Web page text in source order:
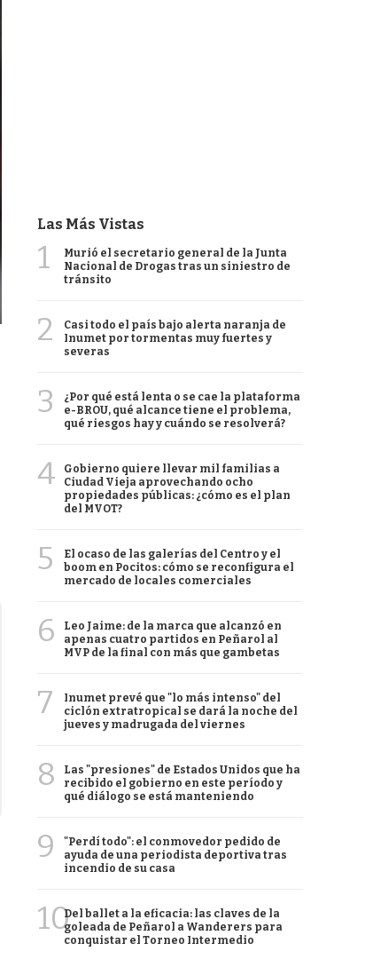
Las Más Vistas
1
Murió el secretario general de la Junta
Nacional de Drogas tras un siniestro de
tránsito
2
Casi todo el país bajo alerta naranja de
Inumet por tormentas muy fuertes y
severas
3
¿Por qué está lenta o se cae la plataforma
e-BROU, qué alcance tiene el problema,
qué riesgos hay y cuándo se resolverá?
4
Gobierno quiere llevar mil familias a
Ciudad Vieja aprovechando ocho
propiedades públicas: ¿cómo es el plan
del MVOT?
5
El ocaso de las galerías del Centro y el
boom en Pocitos: cómo se reconfigura el
mercado de locales comerciales
6
Leo Jaime: de la marca que alcanzó en
apenas cuatro partidos en Peñarol al
MVP de la final con más que gambetas
7
Inumet prevé que "lo más intenso" del
ciclón extratropical se dará la noche del
jueves y madrugada del viernes
8
Las "presiones" de Estados Unidos que ha
recibido el gobierno en este período y
qué diálogo se está manteniendo
9
"Perdí todo": el conmovedor pedido de
ayuda de una periodista deportiva tras
incendio de su casa
10Del ballet a la eficacia: las claves de la
goleada de Peñarol a Wanderers para
conquistar el Torneo Intermedio